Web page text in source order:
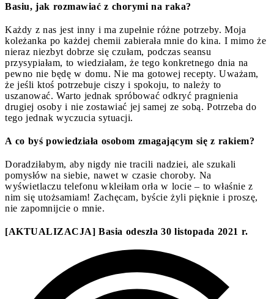
Basiu, jak rozmawiać z chorymi na raka?
Każdy z nas jest inny i ma zupełnie różne potrzeby. Moja
koleżanka po każdej chemii zabierała mnie do kina. I mimo że
nieraz niezbyt dobrze się czułam, podczas seansu
przysypiałam, to wiedziałam, że tego konkretnego dnia na
pewno nie będę w domu. Nie ma gotowej recepty. Uważam,
że jeśli ktoś potrzebuje ciszy i spokoju, to należy to
uszanować. Warto jednak spróbować odkryć pragnienia
drugiej osoby i nie zostawiać jej samej ze sobą. Potrzeba do
tego jednak wyczucia sytuacji.
A co byś powiedziała osobom zmagającym się z rakiem?
Doradziłabym, aby nigdy nie tracili nadziei, ale szukali
pomysłów na siebie, nawet w czasie choroby. Na
wyświetlaczu telefonu wkleiłam orła w locie – to właśnie z
nim się utożsamiam! Zachęcam, byście żyli pięknie i proszę,
nie zapomnijcie o mnie.
[AKTUALIZACJA] Basia odeszła 30 listopada 2021 r.